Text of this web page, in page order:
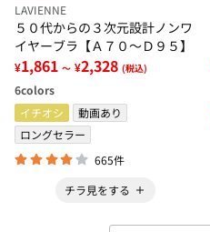
LAVIENNE
５０代からの３次元設計ノンワ
イヤーブラ【Ａ７０～Ｄ９５】
¥1,861 ～ ¥2,328 (税込)
6colors
イチオシ
動画あり
ロングセラー
665件
チラ見をする